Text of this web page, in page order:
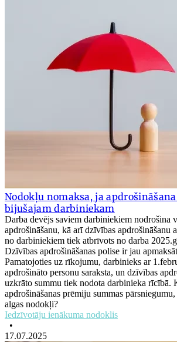
Nodokļu nomaksa, ja
bijušajam darbiniekam
Darba devējs saviem darbiniekiem nodrošina
apdrošināšanu, kā arī dzīvības apdrošināšanu
no darbiniekiem tiek atbrīvots no darba
Dzīvības apdrošināšanas polise ir jau
Pamatojoties uz rīkojumu, darbinieks ar
apdrošināto personu saraksta, un dzīvības
uzkrāto summu tiek nodota darbinieka rīcībā.
apdrošināšanas prēmiju summas
algas nodokļi?
Iedzīvotāju ienākuma nodoklis
•
17.07.2025